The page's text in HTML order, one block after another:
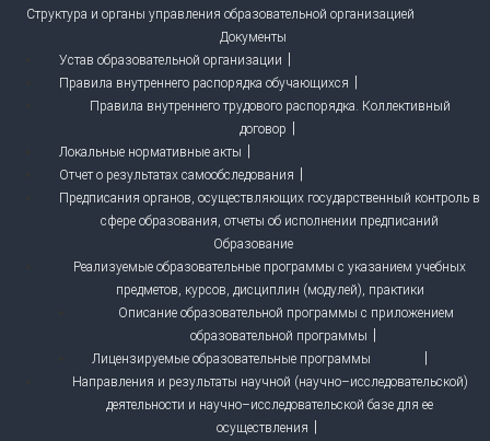
Структура и органы управления образовательной организацией
Документы
Устав образовательной организации
Правила внутреннего распорядка обучающихся
Правила внутреннего трудового распорядка. Коллективный
договор
Локальные нормативные акты
Отчет о результатах самообследования
Предписания органов, осуществляющих государственный контроль в
сфере образования, отчеты об исполнении предписаний
Образование
Реализуемые образовательные программы с указанием учебных
предметов, курсов, дисциплин (модулей), практики
Описание образовательной программы с приложением
образовательной программы
Лицензируемые образовательные программы
Направления и результаты научной (научно–исследовательской)
деятельности и научно–исследовательской базе для ее
осуществления